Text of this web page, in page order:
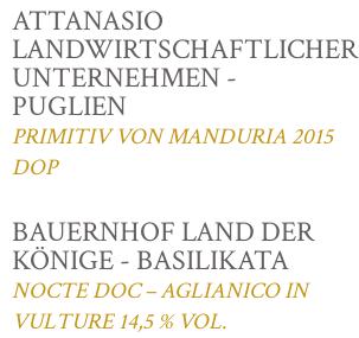
ATTANASIO
LANDWIRTSCHAFTLICHER
UNTERNEHMEN -
PUGLIEN
PRIMITIV VON MANDURIA 2015
DOP
BAUERNHOF LAND DER
KÖNIGE - BASILIKATA
NOCTE DOC – AGLIANICO IN
VULTURE 14,5 % VOL.